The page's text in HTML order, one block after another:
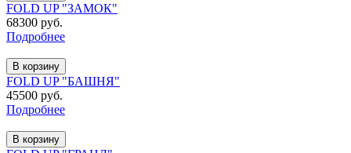
FOLD UP "ЗАМОК"
68300 руб.
Подробнее
В корзину
FOLD UP "БАШНЯ"
45500 руб.
Подробнее
В корзину